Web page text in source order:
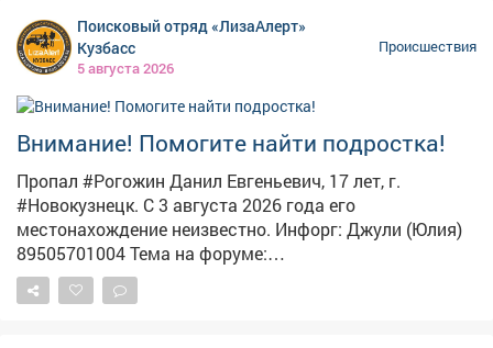
людях. 296 удалось найти живыми, 10 – погибшими,
семерых найти не удалось.
Поисковый отряд «ЛизаАлерт»
Кузбасс
5 августа 2026
Происшествия
Внимание! Помогите найти подростка!
Пропал #Рогожин Данил Евгеньевич, 17 лет, г.
#Новокузнецк. С 3 августа 2026 года его
местонахождение неизвестно. Инфорг: Джули (Юлия)
89505701004 Тема на форуме:
https://lizaalert.org/forum/viewtopic.php?t=371502
#ЛизаАлерт #ЛизаАлертКузбасс #ПропалЧеловек